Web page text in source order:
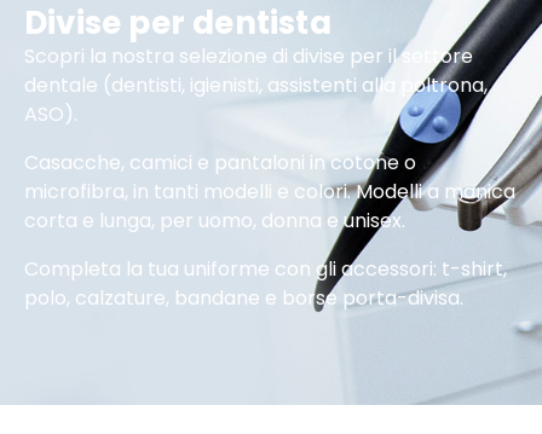
Divise per dentista
Scopri la nostra selezione di divise per il settore
dentale (dentisti, igienisti, assistenti alla poltrona,
ASO).
Casacche, camici e pantaloni in cotone o
microfibra, in tanti modelli e colori. Modelli a manica
corta e lunga, per uomo, donna e unisex.
Completa la tua uniforme con gli accessori: t-shirt,
polo, calzature, bandane e borse porta-divisa.